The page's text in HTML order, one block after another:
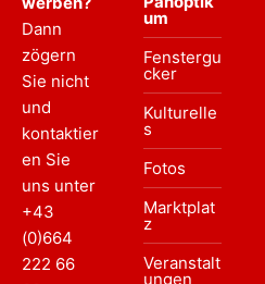
Dann
zögern
Sie nicht
und
kontaktier
en Sie
uns unter
+43
(0)664
222 66
um
Fenstergu
cker
Kulturelle
s
Fotos
Marktplat
z
Veranstalt
ungen